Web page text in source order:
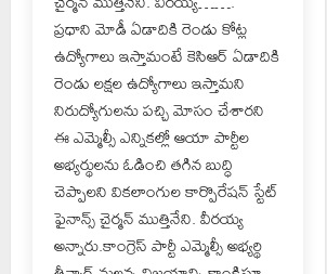
ప్రధాని మోడీ ఏడాదికి రెండు కోట్ల
ఉద్యోగాలు ఇస్తామంటే కెసిఆర్ ఏడాదికి
రెండు లక్షల ఉద్యోగాలు ఇస్తామని
నిరుద్యోగులను పచ్చి మోసం చేశారని
ఈ ఎమ్మెల్సీ ఎన్నికల్లో ఆయా పార్టీల
అభ్యర్థులను ఓడించి తగిన బుద్ధి
చెప్పాలని వికలాంగుల కార్పొరేషన్ స్టేట్
ఫైనాన్స్ చైర్మన్ ముత్తినేని. వీరయ్య
అన్నారు.కాంగ్రెస్ పార్టీ ఎమ్మెల్సీ అభ్యర్థి